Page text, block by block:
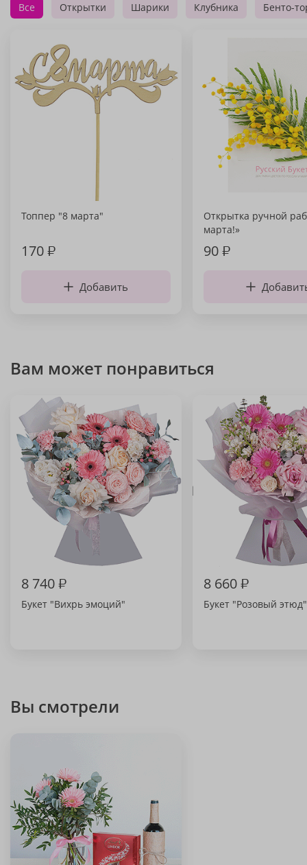
Все Открытки Шарики Клубника Бенто-
Топпер "8 марта"
170₽
Добавить
Открытка ручной
марта!»
90₽
Вам может понравиться
8 740₽
Букет "Вихрь эмоций"
8 660₽
Букет "Розовый этюд"
Вы смотрели